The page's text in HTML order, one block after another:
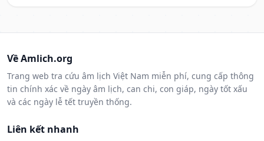
Về Amlich.org
Trang web tra cứu âm lịch Việt Nam miễn phí, cung cấp thông
tin chính xác về ngày âm lịch, can chi, con giáp, ngày tốt xấu
và các ngày lễ tết truyền thống.
Liên kết nhanh